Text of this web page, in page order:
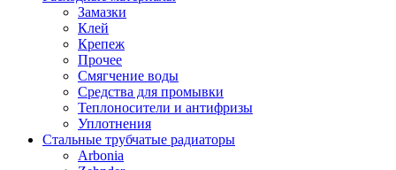
Замазки
Клей
Крепеж
Прочее
Смягчение воды
Средства для промывки
Теплоносители и антифризы
Уплотнения
Стальные трубчатые радиаторы
Arbonia